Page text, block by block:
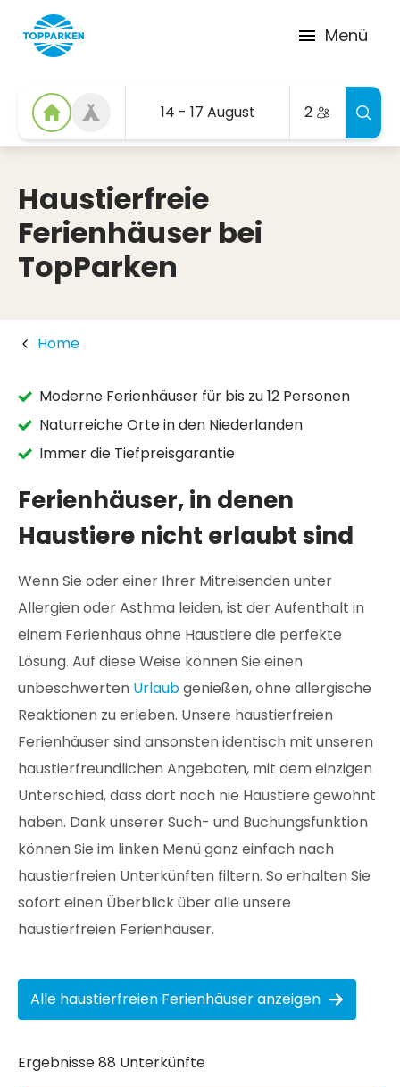
Menü
14 - 17 August 2
Haustierfreie
Ferienhäuser bei
TopParken
Home
Moderne Ferienhäuser für bis zu 12 Personen
Naturreiche Orte in den Niederlanden
Immer die Tiefpreisgarantie
Ferienhäuser, in denen
Haustiere nicht erlaubt sind
Wenn Sie oder einer Ihrer Mitreisenden unter
Allergien oder Asthma leiden, ist der Aufenthalt in
einem Ferienhaus ohne Haustiere die perfekte
Lösung. Auf diese Weise können Sie einen
unbeschwerten Urlaubgenießen, ohne allergische
Reaktionen zu erleben. Unsere haustierfreien
Ferienhäuser sind ansonsten identisch mit unseren
haustierfreundlichen Angeboten, mit dem einzigen
Unterschied, dass dort noch nie Haustiere gewohnt
haben. Dank unserer Such- und Buchungsfunktion
können Sie im linken Menü ganz einfach nach
haustierfreien Unterkünften filtern. So erhalten Sie
sofort einen Überblick über alle unsere
haustierfreien Ferienhäuser.
Alle haustierfreien Ferienhäuser anzeigen
Ergebnisse 88 Unterkünfte